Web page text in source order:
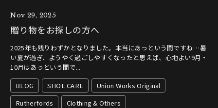
Nov 29, 2025
贈り物をお探しの方へ
2025年も残りわずかとなりました。本当にあっという間ですね…暑
い夏が過ぎ、ようやく過ごしやすくなったと思えば、心地よい9月・
10月はあっという間で...
BLOG SHOE CARE
Union Works Original
Rutherfords
Clothing & Others